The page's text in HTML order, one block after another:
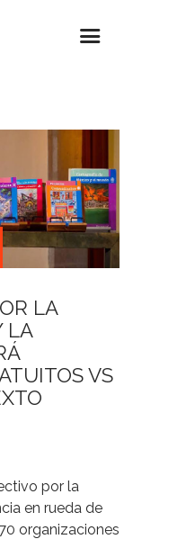
LA
LA
VS
por la
en rueda de
organizaciones